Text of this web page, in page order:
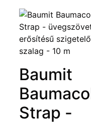
Baumit
Strap -